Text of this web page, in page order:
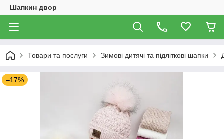
Шапкин двор
Товари та послуги Зимові дитячі та підліткові шапки
–17%